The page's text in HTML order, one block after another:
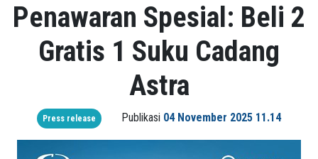
Penawaran Spesial: Beli 2
Gratis 1 Suku Cadang
Astra
Press release Publikasi 04 November 2025 11.14